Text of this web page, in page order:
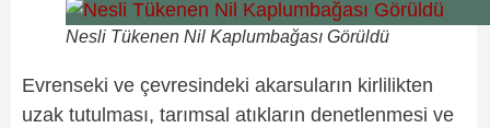
Nesli Tükenen Nil Kaplumbağası Görüldü
Evrenseki ve çevresindeki akarsuların kirlilikten
uzak tutulması, tarımsal atıkların denetlenmesi ve